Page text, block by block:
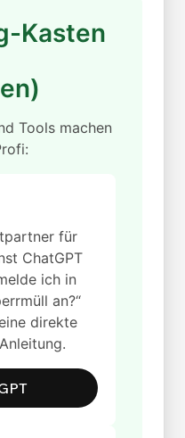
Kasten
Tools machen
für
ChatGPT
ich in
an?“
direkte